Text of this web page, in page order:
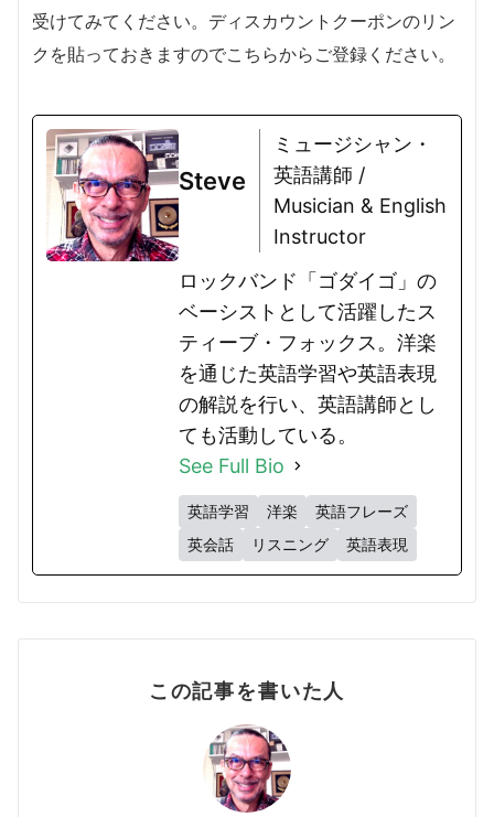
受けてみてください。ディスカウントクーポンのリン
クを貼っておきますのでこちらからご登録ください。
Steve
ミュージシャン・
英語講師 /
Musician & English
Instructor
ロックバンド「ゴダイゴ」の
ベーシストとして活躍したス
ティーブ・フォックス。洋楽
を通じた英語学習や英語表現
の解説を行い、英語講師とし
ても活動している。
See Full Bio
英語学習 洋楽
英語フレーズ
英会話
リスニング 英語表現
この記事を書いた人